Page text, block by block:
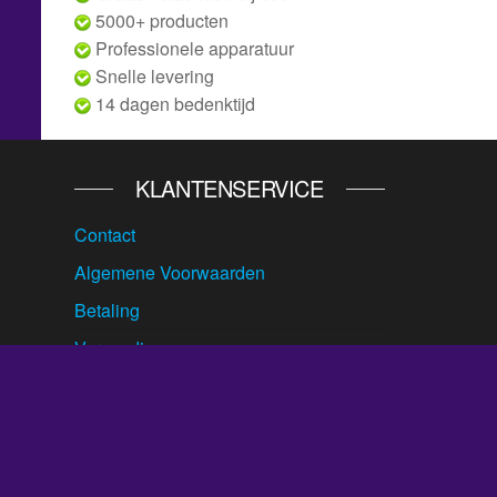
5000+ producten
Professionele apparatuur
Snelle levering
14 dagen bedenktijd
KLANTENSERVICE
Contact
Algemene Voorwaarden
Betaling
Verzending